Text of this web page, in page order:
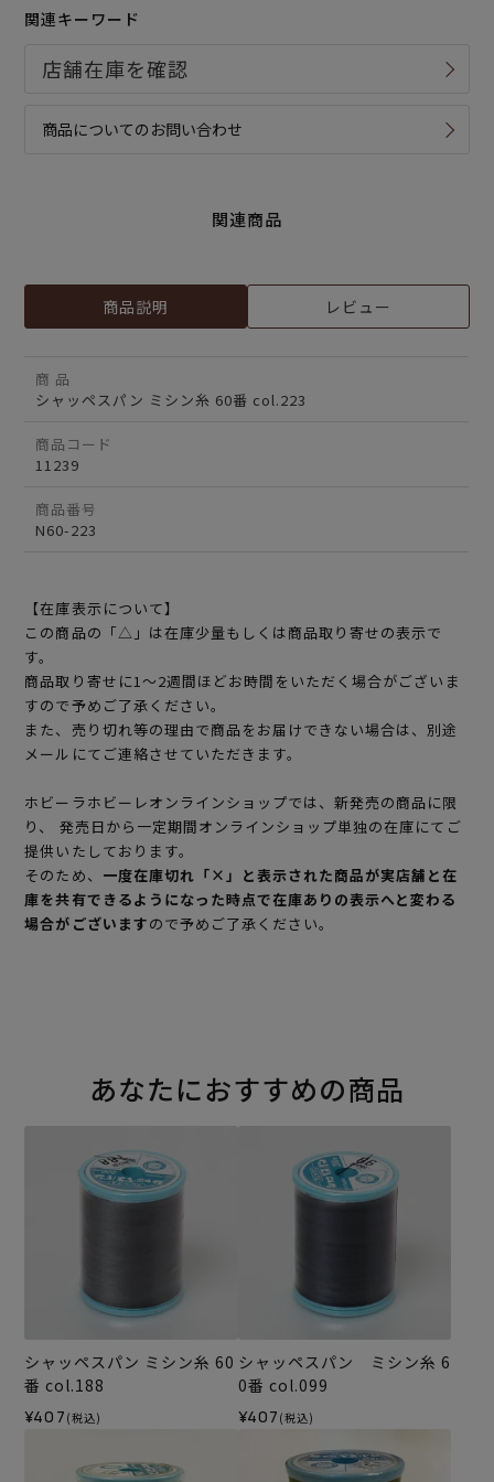
関連キーワード
商品についてのお問い合わせ
関連商品
商品説明 レビュー
商 品
シャッペスパン ミシン糸 60番 col.223
商品コード
11239
商品番号
N60-223
【在庫表示について】
この商品の「△」は在庫少量もしくは商品取り寄せの表示で
す。
商品取り寄せに1～2週間ほどお時間をいただく場合がございま
すので予めご了承ください。
また、売り切れ等の理由で商品をお届けできない場合は、別途
メールにてご連絡させていただきます。
ホビーラホビーレオンラインショップでは、新発売の商品に限
り、 発売日から一定期間オンラインショップ単独の在庫にてご
提供いたしております。
そのため、 一度在庫切れ「×」と表示された商品が実店舗と在
庫を共有できるようになった時点で在庫ありの表示へと変わる
場合がございますので予めご了承ください。
あなたにおすすめの商品
シャッペスパン ミシン糸 60
番 col.188
¥407 (税込)
シャッペスパン ミシン糸 6
0番 col.099
¥407 (税込)